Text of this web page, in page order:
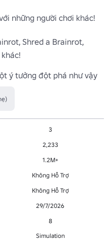
những người chơi khác!
Shred a Brainrot,
ý tưởng đột phá như vậy
3
2,233
1.2M+
Không Hỗ Trợ
Không Hỗ Trợ
29/7/2026
8
Simulation